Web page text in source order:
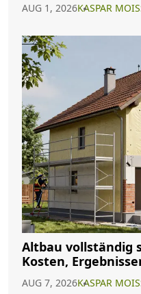
AUG 1, 2026KASPAR
Altbau vollständig
Kosten,
AUG 7, 2026KASPAR